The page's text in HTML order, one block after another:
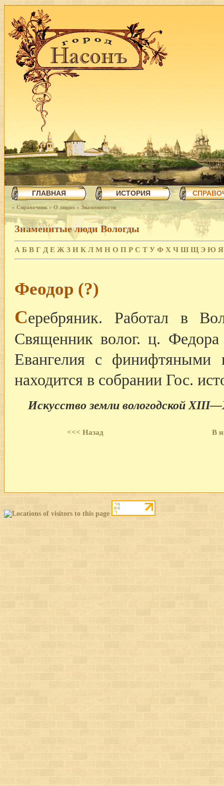
ГЛАВНАЯ ИСТОРИЯ
» Справочник » О людях » Знаменитости
Знаменитые люди Вологды
А Б В Г Д Е Ж З И К Л М Н О П Р С Т У Ф Х Ч Ш Щ Э Ю Я
Феодор (?)
Серебряник. Работал в
Священник волог. ц. Федора
Евангелия с финифтяными
находится в собрании Гос.
Искусство земли вологодской
<<< Назад В